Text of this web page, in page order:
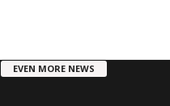
EVEN MORE NEWS